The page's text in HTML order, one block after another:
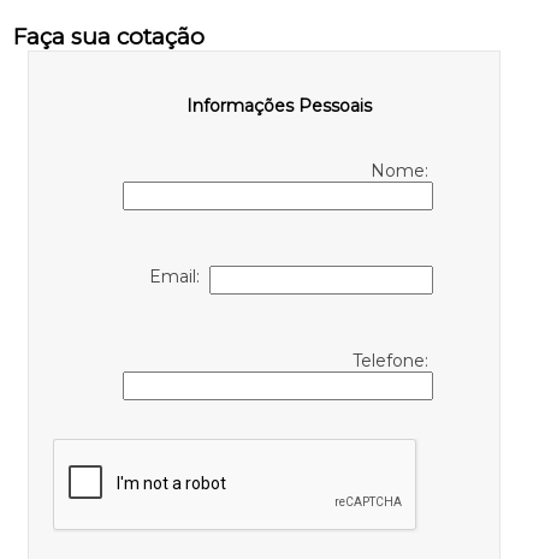
Faça sua cotação
Informações Pessoais
Nome:
Email:
Telefone: